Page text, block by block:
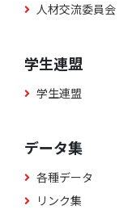
人材交流委員会
学生連盟
学生連盟
データ集
各種データ
リンク集